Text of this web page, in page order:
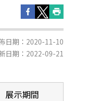
日期：2020-11-10
日期：2022-09-21
展示期間